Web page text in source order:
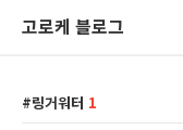
고로케 블로그
링거워터 1